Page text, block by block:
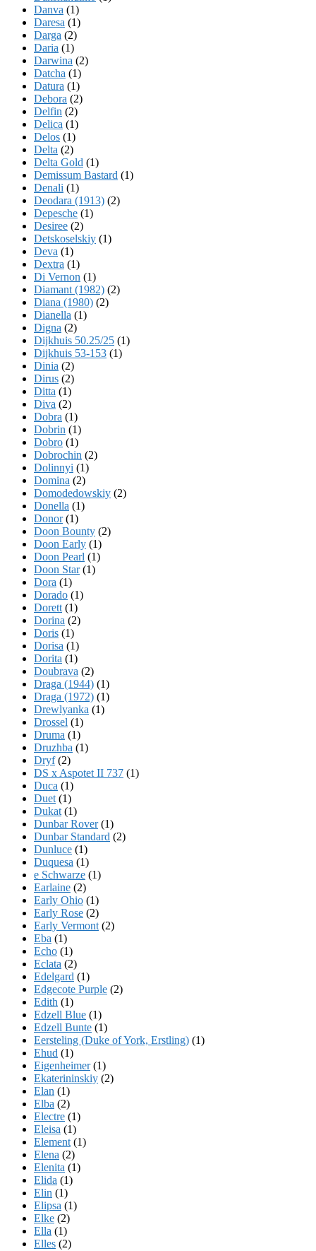
Danva (1)
Daresa (1)
Darga (2)
Daria (1)
Darwina (2)
Datcha (1)
Datura (1)
Debora (2)
Delfin (2)
Delica (1)
Delos (1)
Delta (2)
Delta Gold (1)
Demissum Bastard (1)
Denali (1)
Deodara (1913) (2)
Depesche (1)
Desiree (2)
Detskoselskiy (1)
Deva (1)
Dextra (1)
Di Vernon (1)
Diamant (1982) (2)
Diana (1980) (2)
Dianella (1)
Digna (2)
Dijkhuis 50.25/25 (1)
Dijkhuis 53-153 (1)
Dinia (2)
Dirus (2)
Ditta (1)
Diva (2)
Dobra (1)
Dobrin (1)
Dobro (1)
Dobrochin (2)
Dolinnyi (1)
Domina (2)
Domodedowskiy (2)
Donella (1)
Donor(1)
Doon Bounty (2)
Doon Early (1)
Doon Pearl (1)
Doon Star(1)
Dora (1)
Dorado (1)
Dorett (1)
Dorina (2)
Doris (1)
Dorisa (1)
Dorita (1)
Doubrava (2)
Draga (1944) (1)
Draga (1972) (1)
Drewlyanka (1)
Drossel (1)
Druma (1)
Druzhba (1)
Dryf(2)
DS x Aspotet II 737 (1)
Duca (1)
Duet (1)
Dukat (1)
Dunbar Rover(1)
Dunbar Standard (2)
Dunluce (1)
Duquesa (1)
e Schwarze (1)
Earlaine (2)
Early Ohio (1)
Early Rose (2)
Early Vermont (2)
Eba (1)
Echo (1)
Eclata (2)
Edelgard (1)
Edgecote Purple (2)
Edith (1)
Edzell Blue (1)
Edzell Bunte (1)
Eersteling (Duke of York, Erstling) (1)
Ehud (1)
Eigenheimer(1)
Ekaterininskiy (2)
Elan (1)
Elba (2)
Electre (1)
Eleisa (1)
Element (1)
Elena (2)
Elenita (1)
Elida (1)
Elin (1)
Elipsa (1)
Elke (2)
Ella (1)
Elles (2)